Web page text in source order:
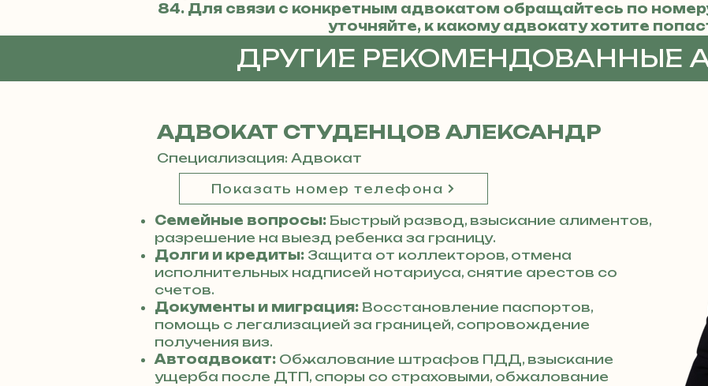
84. Для связи с конкретным адвокатом обращайтесь по
уточняйте, к какому адвокату хотите
ДРУГИЕ РЕКОМЕНДОВАННЫЕ
АДВОКАТ СТУДЕНЦОВ АЛЕКСАНДР
Специализация: Адвокат
Показать номер телефона
Семейные вопросы: Быстрый развод, взыскание алиментов,
разрешение на выезд ребенка за границу.
Долги и кредиты: Защита от коллекторов, отмена
исполнительных надписей нотариуса, снятие арестов со
счетов.
Документы и миграция: Восстановление паспортов,
помощь с легализацией за границей, сопровождение
получения виз.
Автоадвокат: Обжалование штрафов ПДД, взыскание
ущерба после ДТП, споры со страховыми, обжалование